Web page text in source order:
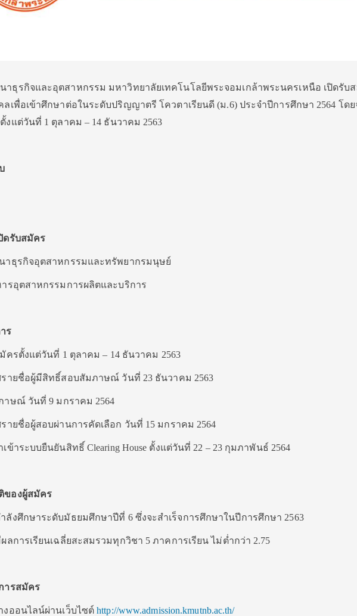
ธุรกิจและอุตสาหกรรม มหาวิทยาลัยเทคโนโลยีพระจอมเกล้าพระนครเหนือ เปิดรับ
ลเพื่อเข้าศึกษาต่อในระดับปริญญาตรี โควตาเรียนดี (ม.6) ประจำปีการศึกษา 2564 โดย
งแต่วันที่ 1 ตุลาคม – 14 ธันวาคม 2563
ดรับสมัคร
าธุรกิจอุตสาหกรรมและทรัพยากรมนุษย์
รอุตสาหกรรมการผลิตและบริการ
ร
ครตั้งแต่วันที่ 1 ตุลาคม – 14 ธันวาคม 2563
รายชื่อผู้มีสิทธิ์สอบสัมภาษณ์ วันที่ 23 ธันวาคม 2563
าษณ์ วันที่ 9 มกราคม 2564
ายชื่อผู้สอบผ่านการคัดเลือก วันที่ 15 มกราคม 2564
ข้าระบบยืนยันสิทธิ์ Clearing House ตั้งแต่วันที่ 22 – 23 กุมภาพันธ์ 2564
องผู้สมัคร
ลังศึกษาระดับมัธยมศึกษาปีที่ 6 ซึ่งจะสำเร็จการศึกษาในปีการศึกษา 2563
ลการเรียนเฉลี่ยสะสมรวมทุกวิชา 5 ภาคการเรียน ไม่ต่ำกว่า 2.75
ารสมัคร
งออนไลน์ผ่านเว็บไซต์http://www.admission.kmutnb.ac.th/